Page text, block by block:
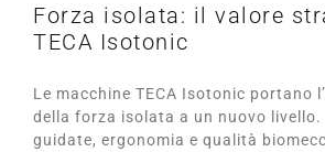
Forza isolata: il valore
TECA Isotonic
Le macchine TECA Isotonic portano
della forza isolata a un nuovo
guidate, ergonomia e qualità